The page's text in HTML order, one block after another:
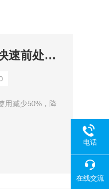
一步法快速前处理SHIMSEN QPet 一步法快速前处理小柱
用减少50%，降
电话
在线交流